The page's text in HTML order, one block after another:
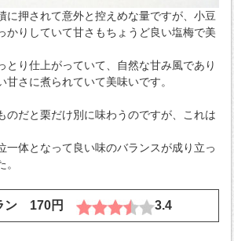
に押されて意外と控えめな量ですが、小豆
かりしていて甘さもちょうど良い塩梅で美
とり仕上がっていて、自然な甘み風であり
甘さに煮られていて美味いです。
のだと栗だけ別に味わうのですが、これは
一体となって良い味のバランスが成り立っ
ラン 170円 3.4